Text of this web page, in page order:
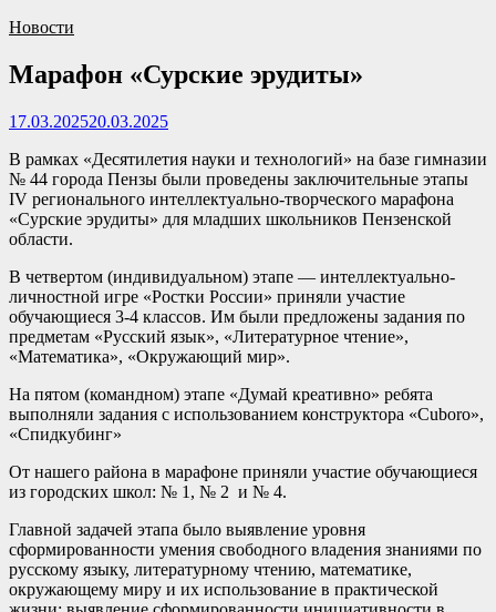
Новости
Марафон «Сурские эрудиты»
17.03.202520.03.2025
В рамках «Десятилетия науки и технологий» на базе гимназии
№ 44 города Пензы были проведены заключительные этапы
IV регионального интеллектуально-творческого марафона
«Сурские эрудиты» для младших школьников Пензенской
области.
В четвертом (индивидуальном) этапе — интеллектуально-
личностной игре «Ростки России» приняли участие
обучающиеся 3-4 классов. Им были предложены задания по
предметам «Русский язык», «Литературное чтение»,
«Математика», «Окружающий мир».
На пятом (командном) этапе «Думай креативно» ребята
выполняли задания с использованием конструктора «Cuboro»,
«Спидкубинг»
От нашего района в марафоне приняли участие обучающиеся
из городских школ: № 1, № 2 и № 4.
Главной задачей этапа было выявление уровня
сформированности умения свободного владения знаниями по
русскому языку, литературному чтению, математике,
окружающему миру и их использование в практической